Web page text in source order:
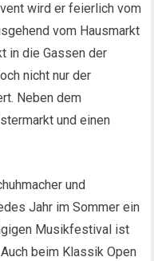
wird er feierlich vom
vom Hausmarkt
in die Gassen der
nicht nur der
Neben dem
und einen
und
Jahr im Sommer ein
Musikfestival ist
beim Klassik Open